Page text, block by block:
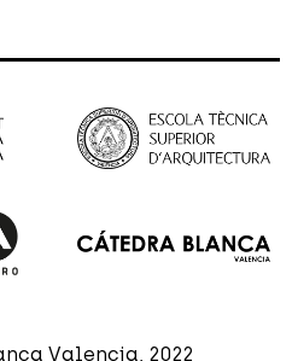
Valencia, 2022